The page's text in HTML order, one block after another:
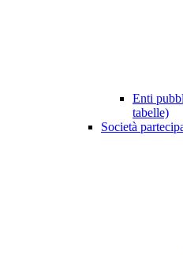
Enti
tabelle)
Società